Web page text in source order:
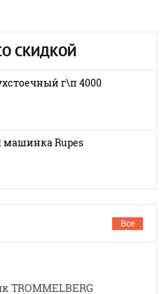
СКИДКОЙ
г\п 4000
машинка Rupes
Все